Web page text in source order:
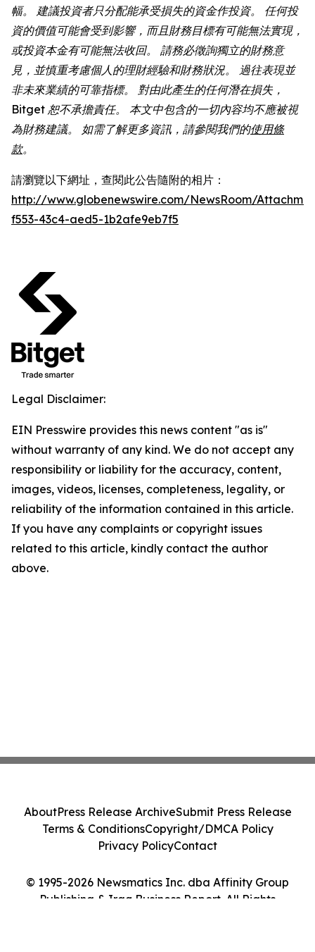
幅。 建議投資者只分配能承受損失的資金作投資。 任何投
資的價值可能會受到影響，而且財務目標有可能無法實現，
或投資本金有可能無法收回。 請務必徵詢獨立的財務意
見，並慎重考慮個人的理財經驗和財務狀況。 過往表現並
非未來業績的可靠指標。 對由此產生的任何潛在損失，
Bitget 恕不承擔責任。 本文中包含的一切內容均不應被視
為財務建議。 如需了解更多資訊，請參閱我們的使用條
款。
請瀏覽以下網址，查閱此公告隨附的相片：
http://www.globenewswire.com/NewsRoom/
f553-43c4-aed5-1b2afe9eb7f5
Legal Disclaimer:
EIN Presswire provides this news content "as is"
without warranty of any kind. We do not accept any
responsibility or liability for the accuracy, content,
images, videos, licenses, completeness, legality, or
reliability of the information contained in this article.
If you have any complaints or copyright issues
related to this article, kindly contact the author
above.
© 1995-2026 Newsmatics Inc. dba Affinity Group
Publishing & Iraq Business Report. All Rights
AboutPress Release ArchiveSubmit Press Release
Terms & ConditionsCopyright/DMCA Policy
Privacy PolicyContact